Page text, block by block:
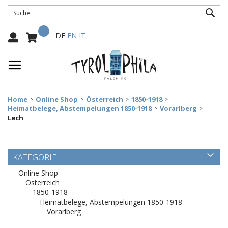
Mein Warenkorb
Select
DE EN IT
Home Online Shop Österreich
1850-1918
Heimatbelege, Abstempelungen 1850-1918
Vorarlberg
Lech
KATEGORIE
Online Shop
Österreich
1850-1918
Heimatbelege, Abstempelungen 1850-1918
Vorarlberg